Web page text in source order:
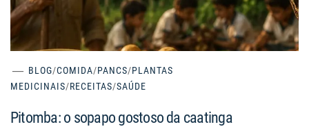
BLOG/COMIDA/PANCS/PLANTAS
MEDICINAIS/RECEITAS/SAÚDE
Pitomba: o sopapo gostoso da caatinga